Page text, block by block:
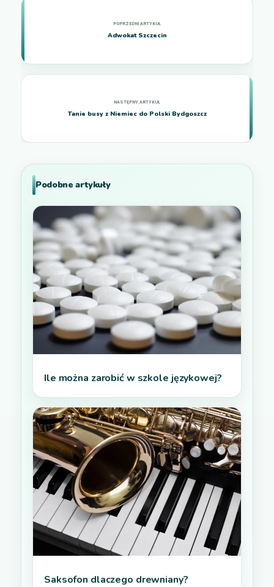
Adwokat Szczecin
Tanie busy z Niemiec do Polski Bydgoszcz
Podobne artykuły
Ile można zarobić w szkole językowej?
Saksofon dlaczego drewniany?